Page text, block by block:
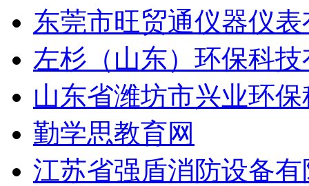
东莞市旺贸通仪器仪
左杉（山东）环保科
山东省潍坊市兴业环
勤学思教育网
江苏省强盾消防设备